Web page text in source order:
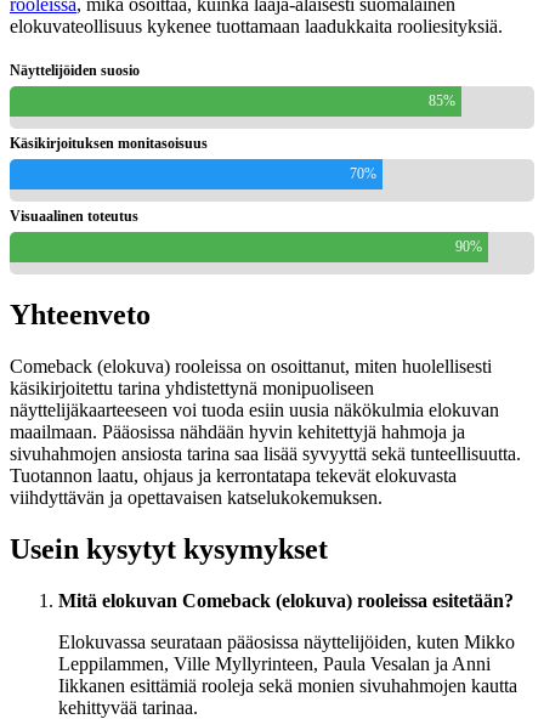
rooleissa, mikä osoittaa, kuinka laaja-alaisesti suomalainen
elokuvateollisuus kykenee tuottamaan laadukkaita rooliesityksiä.
Näyttelijöiden suosio
85%
Käsikirjoituksen monitasoisuus
70%
Visuaalinen toteutus
90%
Yhteenveto
Comeback (elokuva) rooleissa on osoittanut, miten huolellisesti
käsikirjoitettu tarina yhdistettynä monipuoliseen
näyttelijäkaarteeseen voi tuoda esiin uusia näkökulmia elokuvan
maailmaan. Pääosissa nähdään hyvin kehitettyjä hahmoja ja
sivuhahmojen ansiosta tarina saa lisää syvyyttä sekä tunteellisuutta.
Tuotannon laatu, ohjaus ja kerrontatapa tekevät elokuvasta
viihdyttävän ja opettavaisen katselukokemuksen.
Usein kysytyt kysymykset
Mitä elokuvan Comeback (elokuva) rooleissa esitetään?
Elokuvassa seurataan pääosissa näyttelijöiden, kuten Mikko
Leppilammen, Ville Myllyrinteen, Paula Vesalan ja Anni
Iikkanen esittämiä rooleja sekä monien sivuhahmojen kautta
kehittyvää tarinaa.